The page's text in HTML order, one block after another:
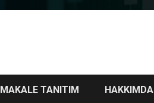
MAKALE TANITIM HAKKIMDA